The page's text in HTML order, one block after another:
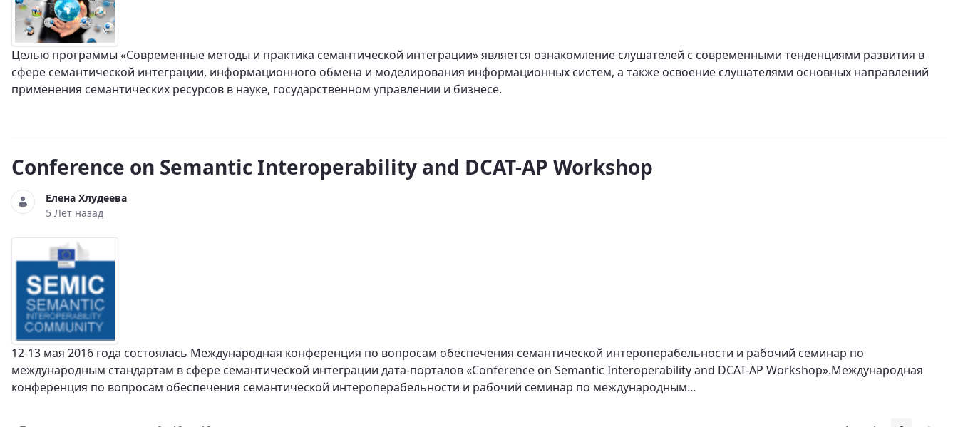
Целью программы «Современные методы и практика семантической интеграции» является ознакомление слушателей с современными тенденциями развития в
сфере семантической интеграции, информационного обмена и моделирования информационных систем, а также освоение слушателями основных направлений
применения семантических ресурсов в науке, государственном управлении и бизнесе.
Conference on Semantic Interoperability and DCAT-AP Workshop
Елена Хлудеева
5 Лет назад
12-13 мая 2016 года состоялась Международная конференция по вопросам обеспечения семантической интероперабельности и рабочий семинар по
международным стандартам в сфере семантической интеграции дата-порталов «Conference on Semantic Interoperability and DCAT-AP Workshop».Международная
конференция по вопросам обеспечения семантической интероперабельности и рабочий семинар по международным...